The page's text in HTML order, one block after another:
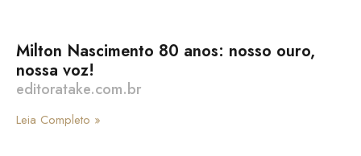
Milton Nascimento 80 anos: nosso ouro,
nossa voz!
editoratake.com.br
Leia Completo »